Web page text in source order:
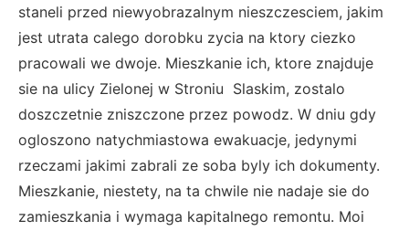
staneli przed niewyobrazalnym nieszczesciem, jakim
jest utrata calego dorobku zycia na ktory ciezko
pracowali we dwoje. Mieszkanie ich, ktore znajduje
sie na ulicy Zielonej w Stroniu Slaskim, zostalo
doszczetnie zniszczone przez powodz. W dniu gdy
ogloszono natychmiastowa ewakuacje, jedynymi
rzeczami jakimi zabrali ze soba byly ich dokumenty.
Mieszkanie, niestety, na ta chwile nie nadaje sie do
zamieszkania i wymaga kapitalnego remontu. Moi